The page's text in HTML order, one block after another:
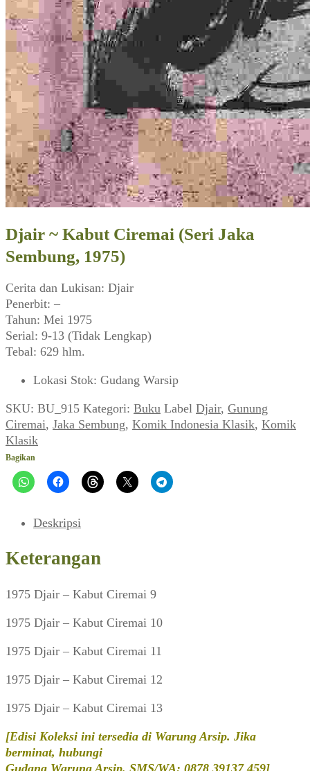
Djair ~ Kabut Ciremai (Seri Jaka
Sembung, 1975)
Cerita dan Lukisan: Djair
Penerbit: –
Tahun: Mei 1975
Serial: 9-13 (Tidak Lengkap)
Tebal: 629 hlm.
Lokasi Stok: Gudang Warsip
SKU: BU_915 Kategori: Buku Label Djair, Gunung
Ciremai, Jaka Sembung, Komik Indonesia Klasik, Komik
Klasik
Bagikan
Deskripsi
Keterangan
1975 Djair – Kabut Ciremai 9
1975 Djair – Kabut Ciremai 10
1975 Djair – Kabut Ciremai 11
1975 Djair – Kabut Ciremai 12
1975 Djair – Kabut Ciremai 13
[Edisi Koleksi ini tersedia di Warung Arsip. Jika
berminat, hubungi
Gudang Warung Arsip. SMS/WA: 0878 39137 459]